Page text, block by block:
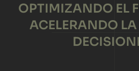
OPTIMIZANDO EL
ACELERANDO